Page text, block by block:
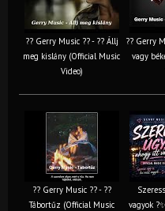
?? Gerry Music ?? - ?? Állj
meg kislány (Official Music
Video)
?? Gerry
vagy
?? Gerry Music ?? - ??
Tábortűz (Official Music
vagyok